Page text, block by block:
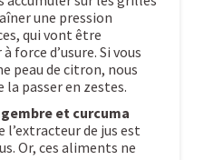
une pression
qui vont être
force d’usure. Si vous
peau de citron, nous
la passer en zestes.
et curcuma
l’extracteur de jus est
Or, ces aliments ne